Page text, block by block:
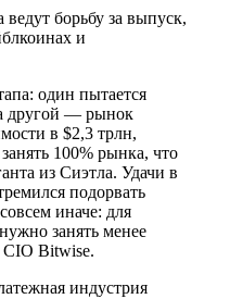
борьбу за выпуск,
и
один пытается
другой — рынок
в $2,3 трлн,
100% рынка, что
из Сиэтла. Удачи в
подорвать
иначе: для
занять менее
Bitwise.
индустрия